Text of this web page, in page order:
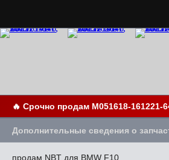
🔥 Срочно продам M051618-161221-
Дополнительные сведения о
продам NBT для BMW F10